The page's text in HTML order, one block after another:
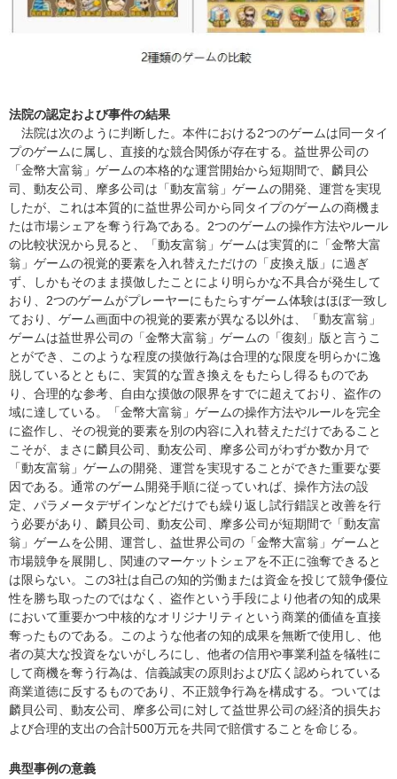
法院の認定および事件の結果
法院は次のように判断した。本件における2つのゲームは同一タイ
プのゲームに属し、直接的な競合関係が存在する。益世界公司の
「金幣大富翁」ゲームの本格的な運営開始から短期間で、麟貝公
司、動友公司、摩多公司は「動友富翁」ゲームの開発、運営を実現
したが、これは本質的に益世界公司から同タイプのゲームの商機ま
たは市場シェアを奪う行為である。2つのゲームの操作方法やルール
の比較状況から見ると、「動友富翁」ゲームは実質的に「金幣大富
翁」ゲームの視覚的要素を入れ替えただけの「皮換え版」に過ぎ
ず、しかもそのまま摸倣したことにより明らかな不具合が発生して
おり、2つのゲームがプレーヤーにもたらすゲーム体験はほぼ一致し
ており、ゲーム画面中の視覚的要素が異なる以外は、「動友富翁」
ゲームは益世界公司の「金幣大富翁」ゲームの「復刻」版と言うこ
とができ、このような程度の摸倣行為は合理的な限度を明らかに逸
脱しているとともに、実質的な置き換えをもたらし得るものであ
り、合理的な参考、自由な摸倣の限界をすでに超えており、盗作の
域に達している。「金幣大富翁」ゲームの操作方法やルールを完全
に盗作し、その視覚的要素を別の内容に入れ替えただけであること
こそが、まさに麟貝公司、動友公司、摩多公司がわずか数か月で
「動友富翁」ゲームの開発、運営を実現することができた重要な要
因である。通常のゲーム開発手順に従っていれば、操作方法の設
定、パラメータデザインなどだけでも繰り返し試行錯誤と改善を行
う必要があり、麟貝公司、動友公司、摩多公司が短期間で「動友富
翁」ゲームを公開、運営し、益世界公司の「金幣大富翁」ゲームと
市場競争を展開し、関連のマーケットシェアを不正に強奪できると
は限らない。この3社は自己の知的労働または資金を投じて競争優位
性を勝ち取ったのではなく、盗作という手段により他者の知的成果
において重要かつ中核的なオリジナリティという商業的価値を直接
奪ったものである。このような他者の知的成果を無断で使用し、他
者の莫大な投資をないがしろにし、他者の信用や事業利益を犠牲に
して商機を奪う行為は、信義誠実の原則および広く認められている
商業道徳に反するものであり、不正競争行為を構成する。ついては
麟貝公司、動友公司、摩多公司に対して益世界公司の経済的損失お
よび合理的支出の合計500万元を共同で賠償することを命じる。
典型事例の意義